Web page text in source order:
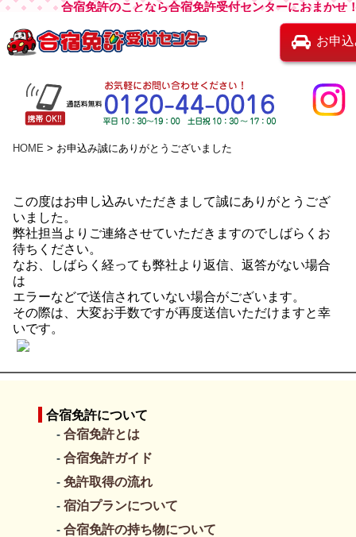
合宿免許のことなら合宿免許受付センターにおまかせ
お申
HOME お申込み誠にありがとうございました
この度はお申し込みいただきまして誠にありがとうござ
いました。
弊社担当よりご連絡させていただきますのでしばらくお
待ちください。
なお、しばらく経っても弊社より返信、返答がない場合
は
エラーなどで送信されていない場合がございます。
その際は、大変お手数ですが再度送信いただけますと幸
いです。
合宿免許について
合宿免許とは
合宿免許ガイド
免許取得の流れ
宿泊プランについて
合宿免許の持ち物について